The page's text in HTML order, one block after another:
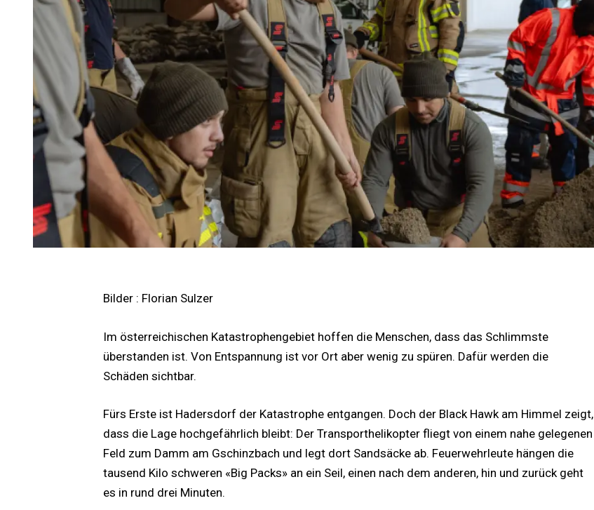
Bilder : Florian Sulzer
Im österreichischen Katastrophengebiet hoffen die Menschen, dass das Schlimmste
überstanden ist. Von Entspannung ist vor Ort aber wenig zu spüren. Dafür werden die
Schäden sichtbar.
Fürs Erste ist Hadersdorf der Katastrophe entgangen. Doch der Black Hawk am Himmel zeigt,
dass die Lage hochgefährlich bleibt: Der Transporthelikopter fliegt von einem nahe gelegenen
Feld zum Damm am Gschinzbach und legt dort Sandsäcke ab. Feuerwehrleute hängen die
tausend Kilo schweren «Big Packs» an ein Seil, einen nach dem anderen, hin und zurück geht
es in rund drei Minuten.